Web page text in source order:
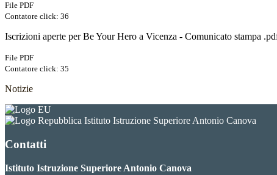
File PDF
Contatore click: 36
Iscrizioni aperte per Be Your Hero a Vicenza - Comunicato stampa
File PDF
Contatore click: 35
Notizie
Istituto Istruzione Superiore Antonio Canova
Contatti
Istituto Istruzione Superiore Antonio Canova